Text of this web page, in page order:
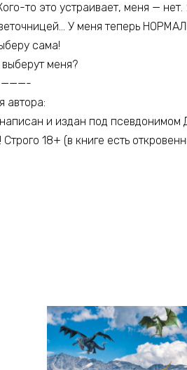
то это устраивает, меня —
У меня теперь
сама!
меня?
автора:
и издан под псевдонимом
Строго 18+ (в книге есть